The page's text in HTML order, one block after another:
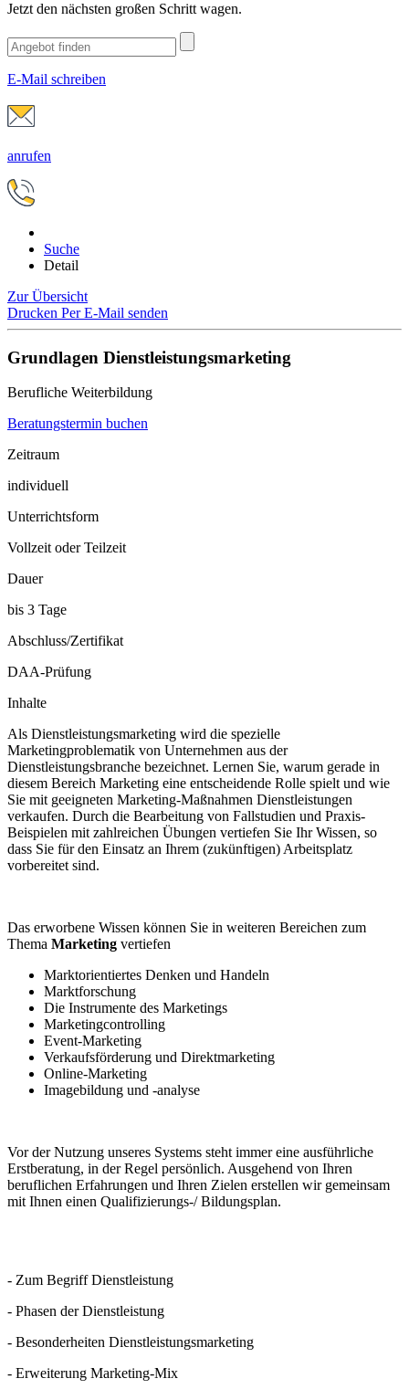
Jetzt den nächsten großen Schritt wagen.
E-Mail schreiben
anrufen
Suche
Detail
Zur Übersicht
Drucken Per E-Mail senden
Grundlagen Dienstleistungsmarketing
Berufliche Weiterbildung
Beratungstermin buchen
Zeitraum
individuell
Unterrichtsform
Vollzeit oder Teilzeit
Dauer
bis 3 Tage
Abschluss/Zertifikat
DAA-Prüfung
Inhalte
Als Dienstleistungsmarketing wird die spezielle
Marketingproblematik von Unternehmen aus der
Dienstleistungsbranche bezeichnet. Lernen Sie, warum gerade in
diesem Bereich Marketing eine entscheidende Rolle spielt und wie
Sie mit geeigneten Marketing-Maßnahmen Dienstleistungen
verkaufen. Durch die Bearbeitung von Fallstudien und Praxis-
Beispielen mit zahlreichen Übungen vertiefen Sie Ihr Wissen, so
dass Sie für den Einsatz an Ihrem (zukünftigen) Arbeitsplatz
vorbereitet sind.
Das erworbene Wissen können Sie in weiteren Bereichen zum
Thema Marketing vertiefen
Marktorientiertes Denken und Handeln
Marktforschung
Die Instrumente des Marketings
Marketingcontrolling
Event-Marketing
Verkaufsförderung und Direktmarketing
Online-Marketing
Imagebildung und -analyse
Vor der Nutzung unseres Systems steht immer eine ausführliche
Erstberatung, in der Regel persönlich. Ausgehend von Ihren
beruflichen Erfahrungen und Ihren Zielen erstellen wir gemeinsam
mit Ihnen einen Qualifizierungs-/ Bildungsplan.
- Zum Begriff Dienstleistung
- Phasen der Dienstleistung
- Besonderheiten Dienstleistungsmarketing
- Erweiterung Marketing-Mix